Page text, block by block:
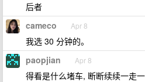
后者
cameco Apr 8
我选 30 分钟的。
paopjian Apr 8
得看是什么堵车, 断断续续一走